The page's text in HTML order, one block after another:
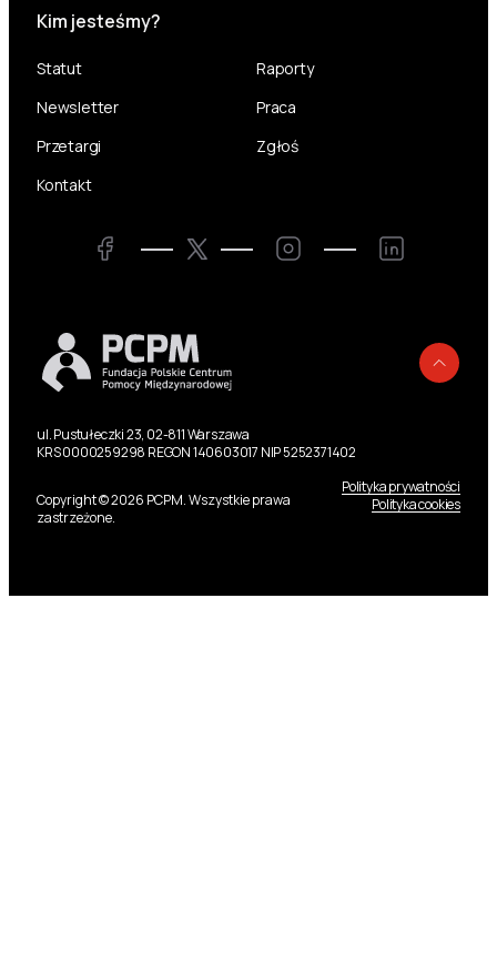
Kim jesteśmy?
Statut
Raporty
Newsletter
Praca
Przetargi
Zgłoś
Kontakt
Facebook Twitter Instagram LinkedIn
ul. Pustułeczki 23, 02-811 Warszawa
KRS 0000259298 REGON 140603017 NIP 5252371402
Copyright © 2026 PCPM. Wszystkie prawa
zastrzeżone.
Polityka prywatności
Polityka cookies